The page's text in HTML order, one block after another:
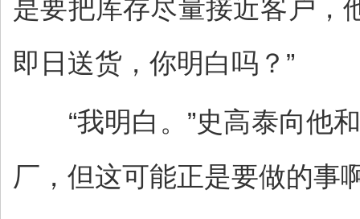
是要把库存尽量接近客户，
即日送货，你明白吗？”
“我明白。”史高泰向他和
厂，但这可能正是要做的事